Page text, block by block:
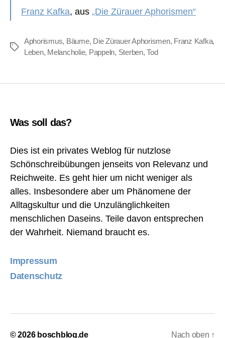
Franz Kafka, aus „Die Zürauer Aphorismen“
Schlagwörter
Aphorismus, Bäume, Die Zürauer Aphorismen, Franz Kafka,
Leben, Melancholie, Pappeln, Sterben,Tod
Was soll das?
Dies ist ein privates Weblog für nutzlose
Schönschreibübungen jenseits von Relevanz und
Reichweite. Es geht hier um nicht weniger als
alles. Insbesondere aber um Phänomene der
Alltagskultur und die Unzulänglichkeiten
menschlichen Daseins. Teile davon entsprechen
der Wahrheit. Niemand braucht es.
Impressum
Datenschutz
© 2026 boschblog.de Nach oben ↑